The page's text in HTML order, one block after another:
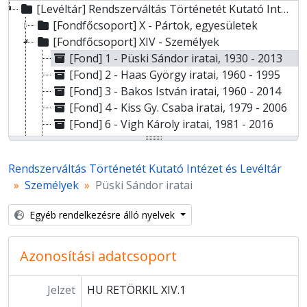
[Levéltár] Rendszerváltás Történetét Kutató Intézet és Levéltár
[Fondfőcsoport] X - Pártok, egyesületek
[Fondfőcsoport] XIV - Személyek
[Fond] 1 - Püski Sándor iratai, 1930 - 2013
[Fond] 2 - Haas György iratai, 1960 - 1995
[Fond] 3 - Bakos István iratai, 1960 - 2014
[Fond] 4 - Kiss Gy. Csaba iratai, 1979 - 2006
[Fond] 6 - Vigh Károly iratai, 1981 - 2016
[Fond] 7 - M. Kiss Sándor iratai, 1970 - 2014
[Fond] 9 - Kukorelli István iratai, 1985 - 2002
[Fond] 10 - Császár Nagy László iratai, 1987 - 2014
[Fond] 11 - M. Szabó Imre iratai, 1956 - 2014
[Fond] 12 - Székelyhídi Ágoston iratai, 1965 - 2007
[Fond] 13 - Csengey Dénes iratai, 1987 - 1991
[Fond] 14 - Bíró Zoltán iratai, 1987 - 1989
[Fond] 15 - Tóth Gy. László iratai, 1988 - 2002
[Fond] 16 - Zétényi Zsolt iratai, 1986 - 2014
Rendszerváltás Történetét Kutató Intézet és Levéltár
Személyek
Püski Sándor iratai
Egyéb rendelkezésre álló nyelvek
Azonosítási adatcsoport
Jelzet
HU RETÖRKIL XIV.1